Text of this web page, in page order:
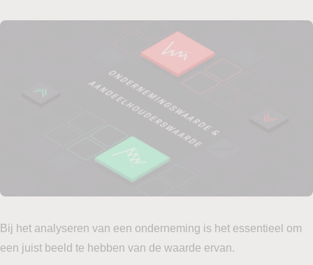
Bij het analyseren van een onderneming is het essentieel om
een juist beeld te hebben van de waarde ervan.